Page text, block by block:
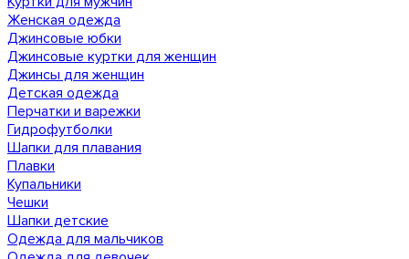
Женская одежда
Джинсовые юбки
Джинсовые куртки для женщин
Джинсы для женщин
Детская одежда
Перчатки и варежки
Гидрофутболки
Шапки для плавания
Плавки
Купальники
Чешки
Шапки детские
Одежда для мальчиков